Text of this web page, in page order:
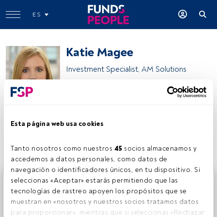
Esta página web usa cookies
Tanto nosotros como nuestros 45 socios almacenamos y
accedemos a datos personales, como datos de
navegación o identificadores únicos, en tu dispositivo. Si
seleccionas «Aceptar» estarás permitiendo que las
tecnologías de rastreo apoyen los propósitos que se
muestran en «nosotros y nuestros socios tratamos datos
para proporcionar», mientras que si seleccionas «Rechazar
ES
Katie Magee
Investment Specialist, AM Solutions
Compartir:
Este es un artículo exclusivo para los usuarios registrados
de FundsPeople. Si ya estás registrado, accede desde el
botón Login. Si aún no tienes cuenta, te invitamos a
registrarte y disfrutar de todo el universo que ofrece